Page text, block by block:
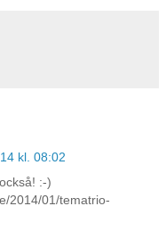
kl. 08:02
:-)
2014/01/tematrio-